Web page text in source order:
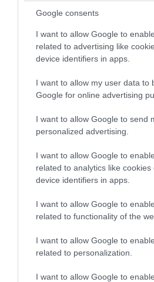
Google consents
I want to allow Google to
related to advertising like
device identifiers in apps.
I want to allow my user data to
Google for online advertising
I want to allow Google to send
personalized advertising.
I want to allow Google to
related to analytics like cookies
device identifiers in apps.
I want to allow Google to
related to functionality of the
I want to allow Google to
related to personalization.
I want to allow Google to
«Επιχείρηση ελεύθερα
αντικείμενα από
06.08.2026 | 09:02
ΗΠΑ: Nέα στοιχεία για το
προεδρικό ελικόπτερο
δίπλα σε επιβατικό